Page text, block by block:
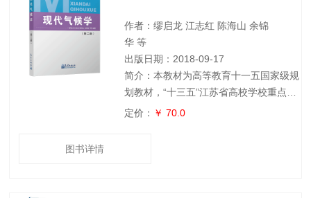
关注气候变化与作物体系有关人员参考。
作者：缪启龙 江志红 陈海山 余锦
华 等
出版日期：2018-09-17
简介：本教材为高等教育十一五国家级规
划教材，“十三五”江苏省高校学校重点教
材。全书共10章，系统地阐述了现代气候
定价： ￥ 70.0
图书详情